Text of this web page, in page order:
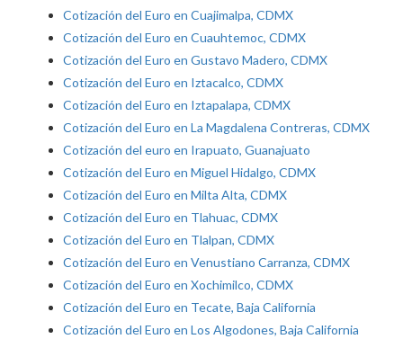
Cotización del Euro en Cuajimalpa, CDMX
Cotización del Euro en Cuauhtemoc, CDMX
Cotización del Euro en Gustavo Madero, CDMX
Cotización del Euro en Iztacalco, CDMX
Cotización del Euro en Iztapalapa, CDMX
Cotización del Euro en La Magdalena Contreras, CDMX
Cotización del euro en Irapuato, Guanajuato
Cotización del Euro en Miguel Hidalgo, CDMX
Cotización del Euro en Milta Alta, CDMX
Cotización del Euro en Tlahuac, CDMX
Cotización del Euro en Tlalpan, CDMX
Cotización del Euro en Venustiano Carranza, CDMX
Cotización del Euro en Xochimilco, CDMX
Cotización del Euro en Tecate, Baja California
Cotización del Euro en Los Algodones, Baja California